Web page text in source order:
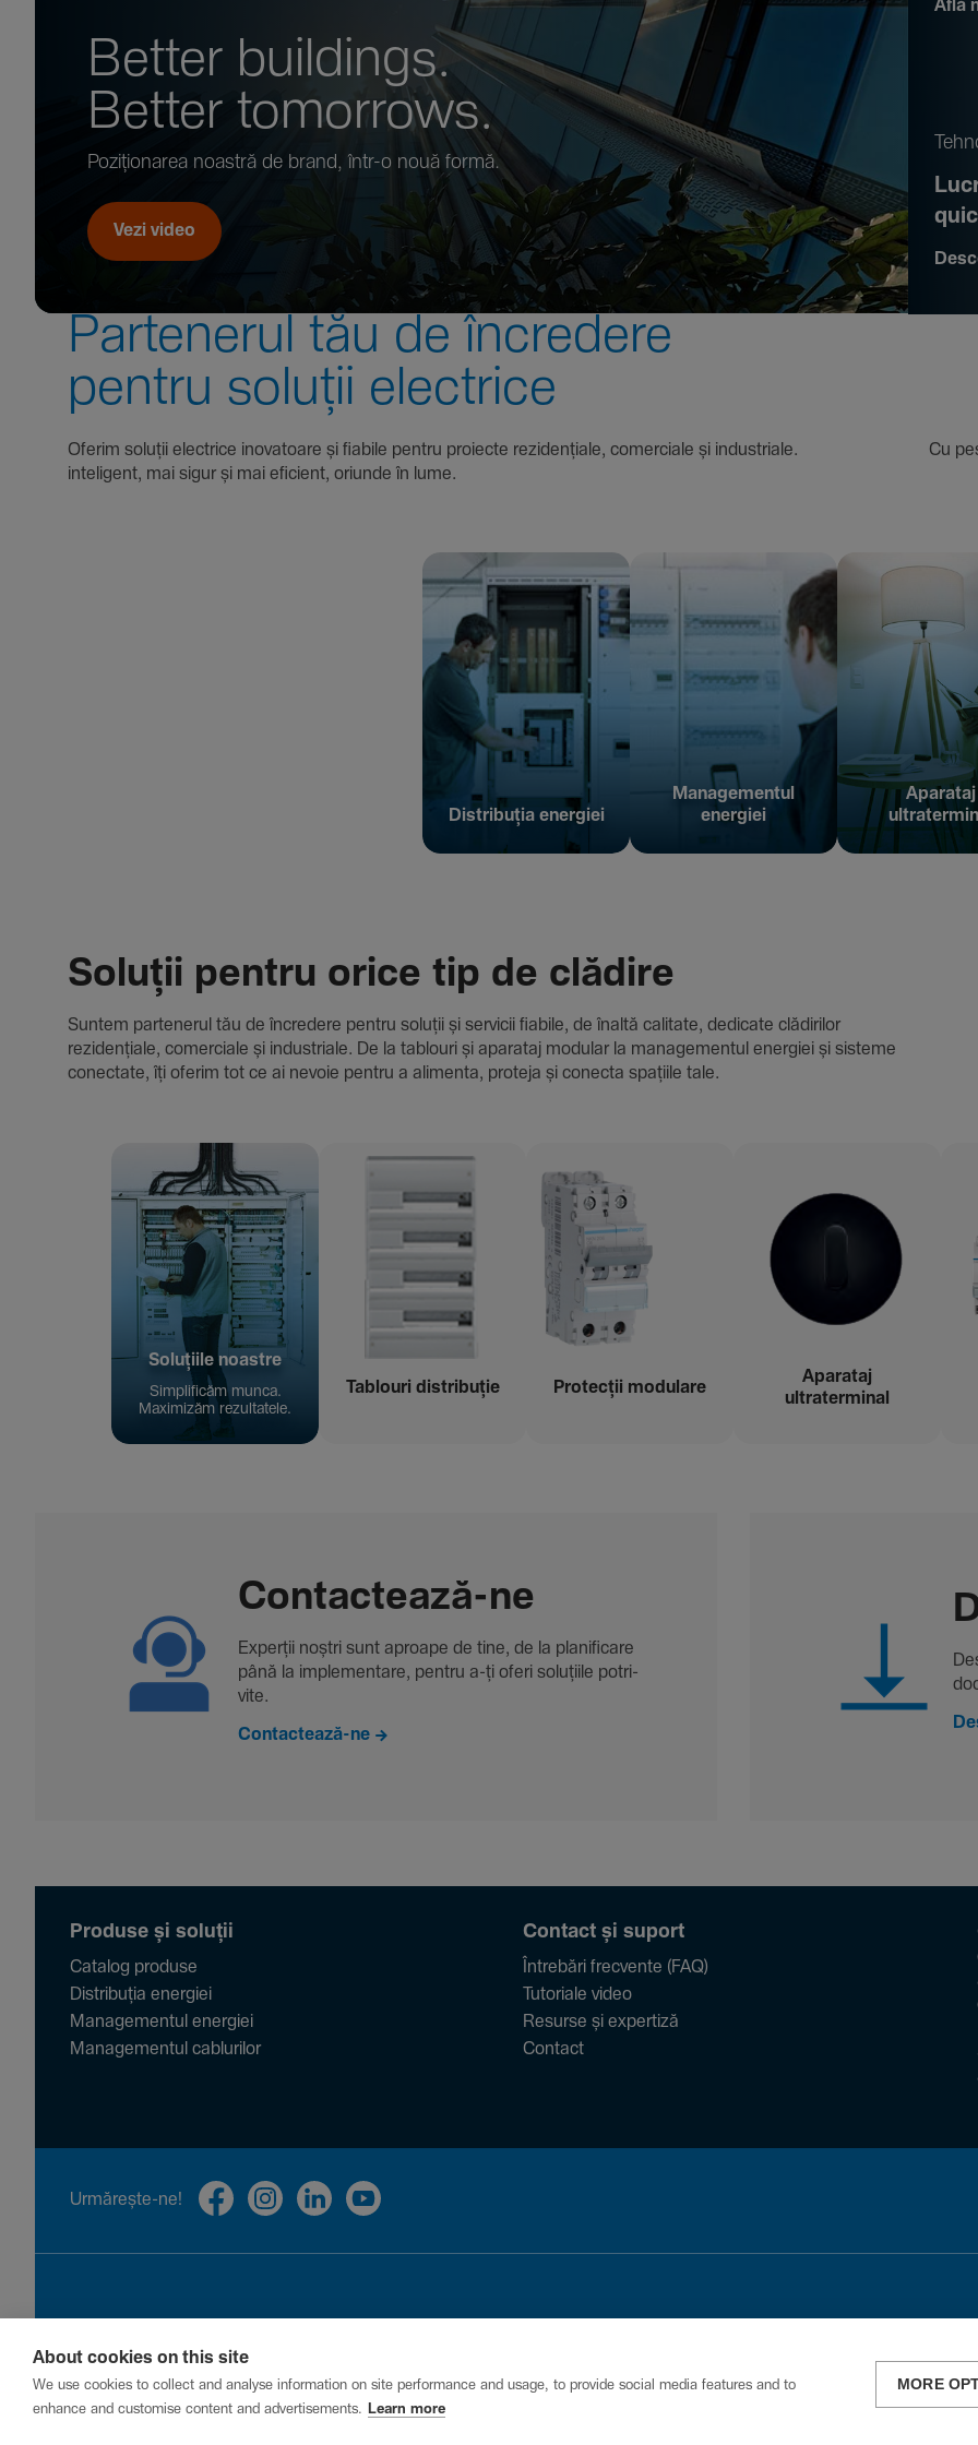
Better buil­dings.
Better tomor­rows.
Pozi­țio­narea noastră de brand, într-o nouă formă.
Vezi video
Află
Parte­nerul tău de încre­dere
pentru soluții electrice
Oferim soluții electrice inova­toare și fiabile pentru proiecte rezi­den­țiale, comer­ciale și indus­triale. Cu peste
inte­li­gent, mai sigur și mai eficient, oriunde în lume.
Distribuția energiei
Managementul
energiei
Aparataj
Soluții pentru orice tip de clădire
Suntem parte­nerul tău de încre­dere pentru soluții și servicii fiabile, de înaltă cali­tate, dedi­cate clădi­rilor
rezi­den­țiale, comer­ciale și indus­triale. De la tablouri și aparataj modular la managementul energiei și sisteme
conec­tate, îți oferim tot ce ai nevoie pentru a alimenta, proteja și conecta spațiile tale.
Solu­țiile noastre
Simpli­ficăm munca.
Maxi­mizăm rezul­ta­tele.
Tablouri distribuție Protecții modu­lare
Aparataj
ultraterminal
Contac­tează-ne
Experții noștri sunt aproape de tine, de la plani­fi­care
până la imple­men­tare, pentru a-ți oferi solu­țiile potri­
vite.
Contactează-ne
Produse și soluții
Catalog produse
Distribuția energiei
Managementul energiei
Managementul cablurilor
Contact și suport
Întrebări frecvente (FAQ)
Tutoriale video
Resurse și expertiză
Contact
Urmă­rește-ne!
Privacy Cookies
About cookies on this site
We use cookies to collect and analyse information on site performance and usage, to provide social media features and to
enhance and customise content and advertisements.
Learn more
MORE